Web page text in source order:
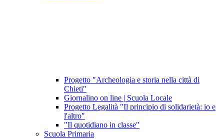
Progetto "Archeologia e storia nella città di
Chieti"
Giornalino on line | Scuola Locale
Progetto Legalità "Il principio di solidarietà: io e
l'altro"
"Il quotidiano in classe"
Scuola Primaria